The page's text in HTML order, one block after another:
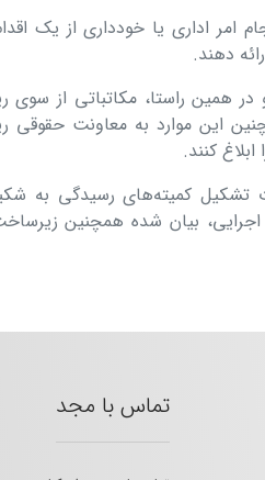
اداری یا خودداری از یک
دهند.
همین راستا، مکاتباتی از سوی
این موارد به معاونت حقوقی
کنند.
تشکیل کمیته‌های رسیدگی به
بیان شده همچنین
تماس با مجد